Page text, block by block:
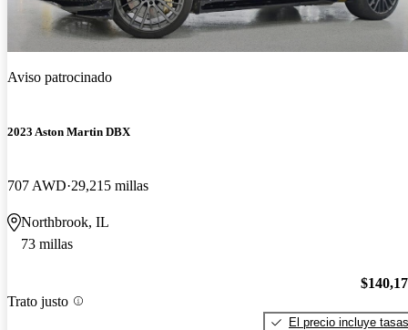
Aviso patrocinado
2023 Aston Martin DBX
707 AWD 29,215 millas
Northbrook, IL
73 millas
Trato justo
El precio incluye tasas